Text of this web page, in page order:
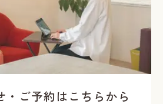
・ご予約はこちらから